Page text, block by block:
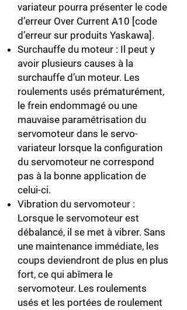
variateur pourra présenter le code
d’erreur Over Current A10 [code
d’erreur sur produits Yaskawa].
Surchauffe du moteur : Il peut y
avoir plusieurs causes à la
surchauffe d’un moteur. Les
roulements usés prématurément,
le frein endommagé ou une
mauvaise paramétrisation du
servomoteur dans le servo-
variateur lorsque la configuration
du servomoteur ne correspond
pas à la bonne application de
celui-ci.
Vibration du servomoteur :
Lorsque le servomoteur est
débalancé, il se met à vibrer. Sans
une maintenance immédiate, les
coups deviendront de plus en plus
fort, ce qui abîmera le
servomoteur. Les roulements
usés et les portées de roulement